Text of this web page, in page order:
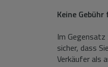
Keine
Im
sicher, dass
Verkäufer als